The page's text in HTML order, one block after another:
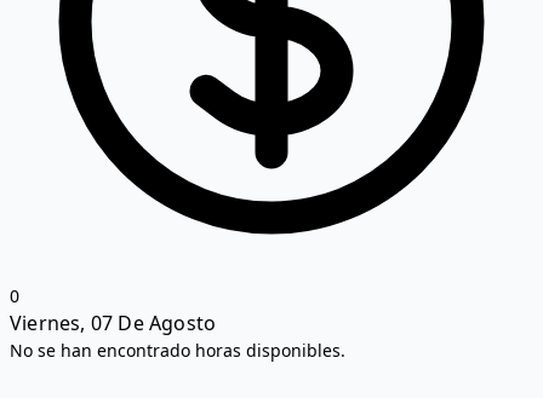
0
Viernes, 07 De Agosto
No se han encontrado horas disponibles.